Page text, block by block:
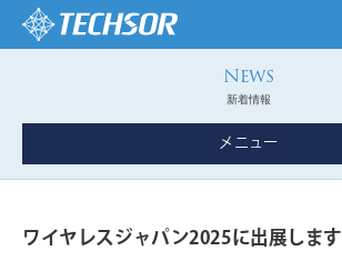
新着情報
メニュー
ワイヤレスジャパン2025に出展します